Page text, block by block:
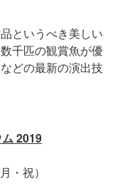
というべき美しい
千匹の観賞魚が優
どの最新の演出技
2019
・祝）